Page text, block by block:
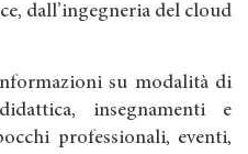
dall’ingegneria del cloud
su modalità di
insegnamenti e
professionali, eventi,